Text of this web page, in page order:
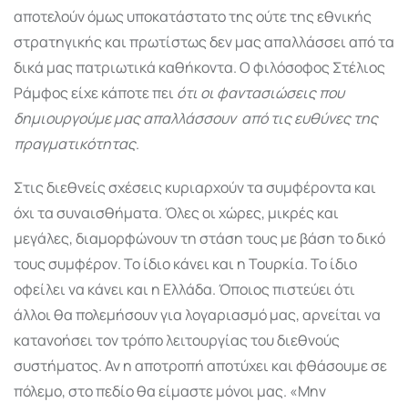
αποτελούν όμως υποκατάστατο της ούτε της εθνικής
στρατηγικής και πρωτίστως δεν μας απαλλάσσει από τα
δικά μας πατριωτικά καθήκοντα. Ο φιλόσοφος Στέλιος
Ράμφος είχε κάποτε πει ότι οι φαντασιώσεις που
δημιουργούμε μας απαλλάσσουν από τις ευθύνες της
πραγματικότητας.
Στις διεθνείς σχέσεις κυριαρχούν τα συμφέροντα και
όχι τα συναισθήματα. Όλες οι χώρες, μικρές και
μεγάλες, διαμορφώνουν τη στάση τους με βάση το δικό
τους συμφέρον. Το ίδιο κάνει και η Τουρκία. Το ίδιο
οφείλει να κάνει και η Ελλάδα. Όποιος πιστεύει ότι
άλλοι θα πολεμήσουν για λογαριασμό μας, αρνείται να
κατανοήσει τον τρόπο λειτουργίας του διεθνούς
συστήματος. Αν η αποτροπή αποτύχει και φθάσουμε σε
πόλεμο, στο πεδίο θα είμαστε μόνοι μας. «Μην